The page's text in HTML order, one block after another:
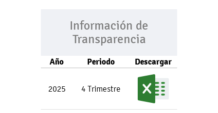
Información de
Transparencia
Año Periodo Descargar
2025 4 Trimestre